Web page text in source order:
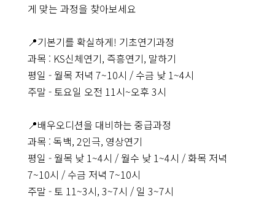
게 맞는 과정을 찾아보세요
📍기본기를 확실하게! 기초연기과정
과목 : KS신체연기, 즉흥연기, 말하기
평일 - 월목 저녁 7~10시 / 수금 낮 1~4시
주말 - 토요일 오전 11시~오후 3시
📍배우오디션을 대비하는 중급과정
과목 : 독백, 2인극, 영상연기
평일 - 월목 낮 1~4시 / 월수 낮 1~4시 / 화목 저녁
7~10시 / 수금 저녁 7~10시
주말 - 토 11~3시, 3~7시 / 일 3~7시